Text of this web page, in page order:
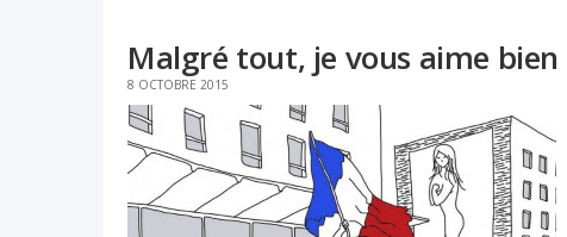
Malgré tout, je vous aime bien
8 OCTOBRE 2015